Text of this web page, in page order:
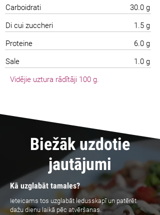
Carboidrati
30.0 g
Di cui zuccheri
1.5 g
Proteine
6.0 g
Sale
1.0 g
Vidējie uztura rādītāji 100 g.
Biežāk uzdotie
jautājumi
Kā uzglabāt tamales?
Ieteicams tos uzglabāt ledusskapī un patērēt
dažu dienu laikā pēc atvēršanas.